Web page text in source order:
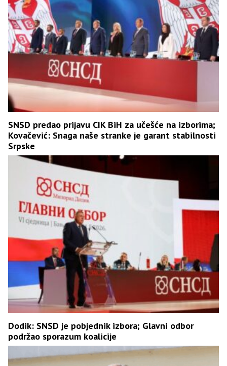
SNSD predao prijavu CIK BiH za učešće na izborima;
Kovačević: Snaga naše stranke je garant stabilnosti
Srpske
Dodik: SNSD je pobjednik izbora; Glavni odbor
podržao sporazum koalicije